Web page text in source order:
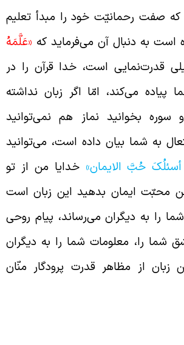
صفت رحمانیّت خود را مبدأ تعلیم
به دنبال آن می‌فرماید که«عَلَّمَهُ
قدرت‌نمایی است، خدا قرآن را در
می‌کند، امّا اگر زبان نداشته
بخوانید نماز هم نمی‌توانید
به شما بیان داده است، می‌توانید
حُبَّ الایمان»خدایا من از تو
ایمان بدهید این زبان است
را به دیگران می‌رساند، پیام روحی
شما را، معلومات شما را به دیگران
از مظاهر قدرت پرودگار منّان